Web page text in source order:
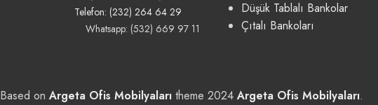
Telefon: (232) 264 64 29
Whatsapp: (532) 669 97 11
Düşük Tablalı Bankolar
Çıtalı Bankoları
Based onArgeta Ofis Mobilyaları theme 2024Argeta Ofis Mobilyaları.